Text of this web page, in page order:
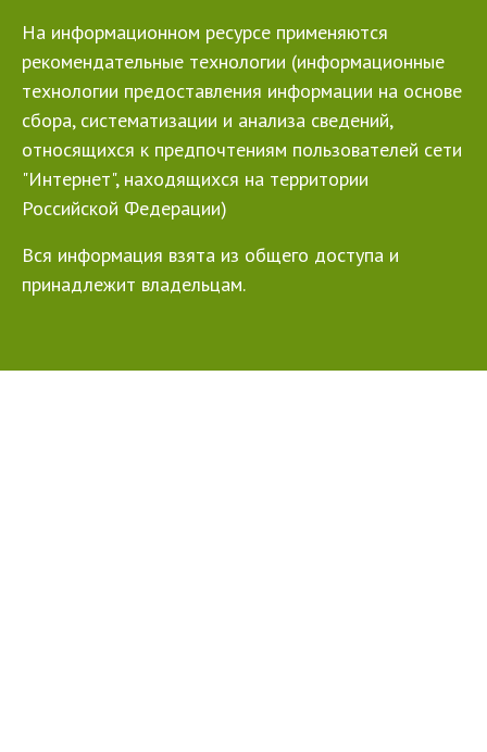
На информационном ресурсе применяются
рекомендательные технологии (информационные
технологии предоставления информации на основе
сбора, систематизации и анализа сведений,
относящихся к предпочтениям пользователей сети
"Интернет", находящихся на территории
Российской Федерации)
Вся информация взята из общего доступа и
принадлежит владельцам.